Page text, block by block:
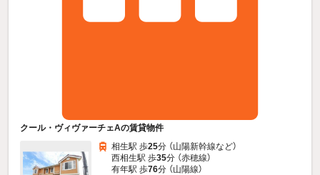
クール・ヴィヴァーチェAの賃貸物件
相生駅 歩25分 （山陽新幹線など）
西相生駅 歩35分 （赤穂線）
有年駅 歩76分 （山陽線）